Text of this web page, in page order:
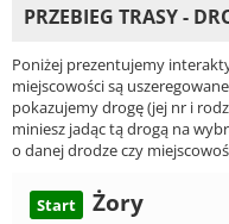
PRZEBIEG TRASY -
Poniżej prezentujemy
miejscowości są
pokazujemy drogę (jej nr i
miniesz jadąc tą drogą na
o danej drodze czy
Start Żory